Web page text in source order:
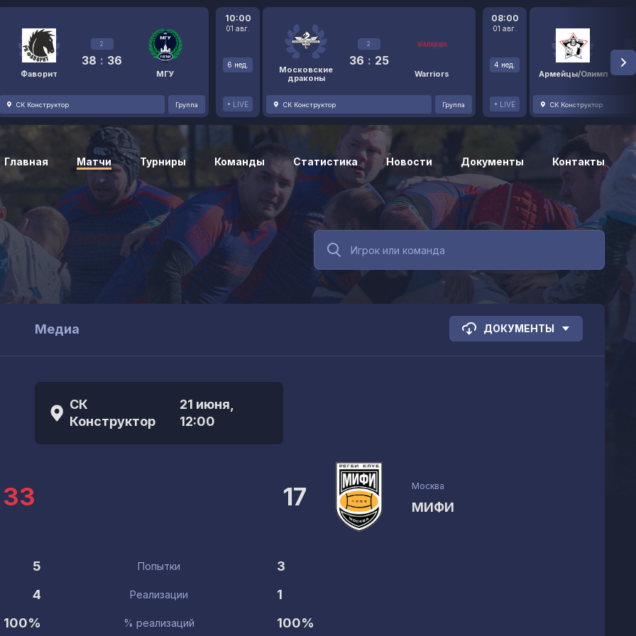
Фаворит
2
38 : 36
МГУ
СК Конструктор Группа
10:00
01 авг.
6 нед.
LIVE
Московские
драконы
2
36 : 25
Warriors
СК Конструктор Группа
08:00
01 авг.
4 нед.
LIVE
Армейцы/Олимп
48
СК Конструктор
Главная Матчи Турниры Команды Статистика Новости Документы Контакты
Медиа ДОКУМЕНТЫ
СК
Конструктор
21 июня,
12:00
33 Москва
МИФИ
17
5 Попытки
3
4
Реализации
1
100%
% реализаций 100%